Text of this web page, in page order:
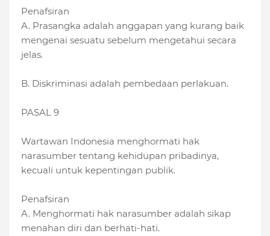
Penafsiran
A. Prasangka adalah anggapan yang kurang baik
mengenai sesuatu sebelum mengetahui secara
jelas.
B. Diskriminasi adalah pembedaan perlakuan.
PASAL 9
Wartawan Indonesia menghormati hak
narasumber tentang kehidupan pribadinya,
kecuali untuk kepentingan publik.
Penafsiran
A. Menghormati hak narasumber adalah sikap
menahan diri dan berhati-hati.